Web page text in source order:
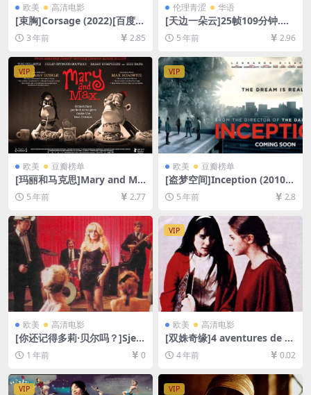
欧美 高清电影
[束胸]Corsage (2022)[百度网
盘+迅雷云盘资源1080P超清
未删减][MP4/6.8GB][中文字
幕]
3 年前 2.85
伦理青涩 华语
[天边一朵云]25帧109分钟.与2
4帧114分钟版本内容一致.天
邊一朵雲 (2005)[百度网盘+夸
克网盘+迅雷云盘资源D9原盘
高清未删减][MP4/5.4GB][原
声中字]【手机无法在线播放，
请下载防和谐压缩包（含解压
密码）】
5 年前 2.96
VIP
欧美 豆瓣榜单
[玛丽和马克思]Mary and Ma
x (2009)[百度网盘+迅雷云盘
资源1080P超清未删减][MP4/
5 年前 2.77
VIP
欧美 豆瓣榜单
[盗梦空间]Inception (2010)
[百度网盘+迅雷云盘资源1080
P超清未删减][MP4/9.5GB][中
5 年前 2.8
欧美 高清电影
[你还记得多莉·贝尔吗？]Sjeć
aš li se Doli Bel? (1981)[百度
网盘+夸克网盘1080P超清未
删减资源][网盘在线播放/下
载][MP4/6.9GB][中文字幕]
1 年前 0
VIP
欧美 高清电影
[双姝奇缘]4 aventures de R
einette et Mirabelle (1987)
[百度网盘+迅雷云盘资源D9高
清未删减][MP4/5.5GB][中英
字幕]
4 年前 0.02
VIP VIP